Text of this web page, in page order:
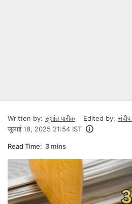
Written by: सुशांत पारीक Edited by:
जुलाई 18, 2025 21:54 IST
Read Time: 3 mins